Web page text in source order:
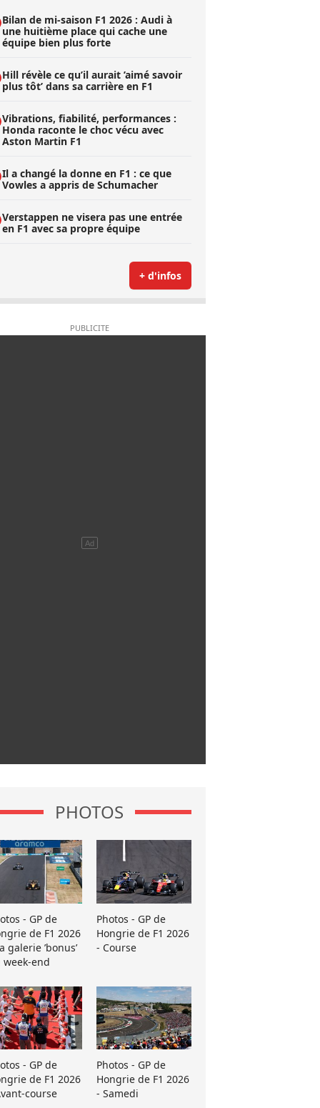
Bilan de mi-saison F1 2026 : Audi à
une huitième place qui cache une
équipe bien plus forte
Hill révèle ce qu’il aurait ’aimé savoir
plus tôt’ dans sa carrière en F1
Vibrations, fiabilité, performances :
Honda raconte le choc vécu avec
Aston Martin F1
Il a changé la donne en F1 : ce que
Vowles a appris de Schumacher
Verstappen ne visera pas une entrée
en F1 avec sa propre équipe
+ d'infos
PHOTOS
- GP de
de F1 2026
galerie ’bonus’
week-end
Photos - GP de
Hongrie de F1 2026
- Course
- GP de
de F1 2026
course
Photos - GP de
Hongrie de F1 2026
- Samedi